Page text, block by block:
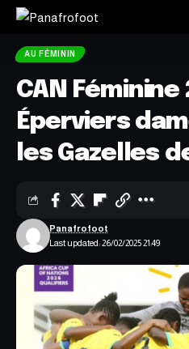
AU FÉMININ
CAN Féminine
Éperviers
les Gazelles
Last updated: 26/02/2025 21:49
Panafrofoot